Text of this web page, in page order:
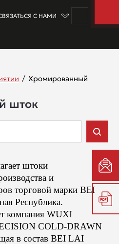
С НАМИ
/ Хромированный
шток
штоки
и
торговой марки BEI
Республика.
компания WUXI
COLD-DRAWN
в состав BEI LAI